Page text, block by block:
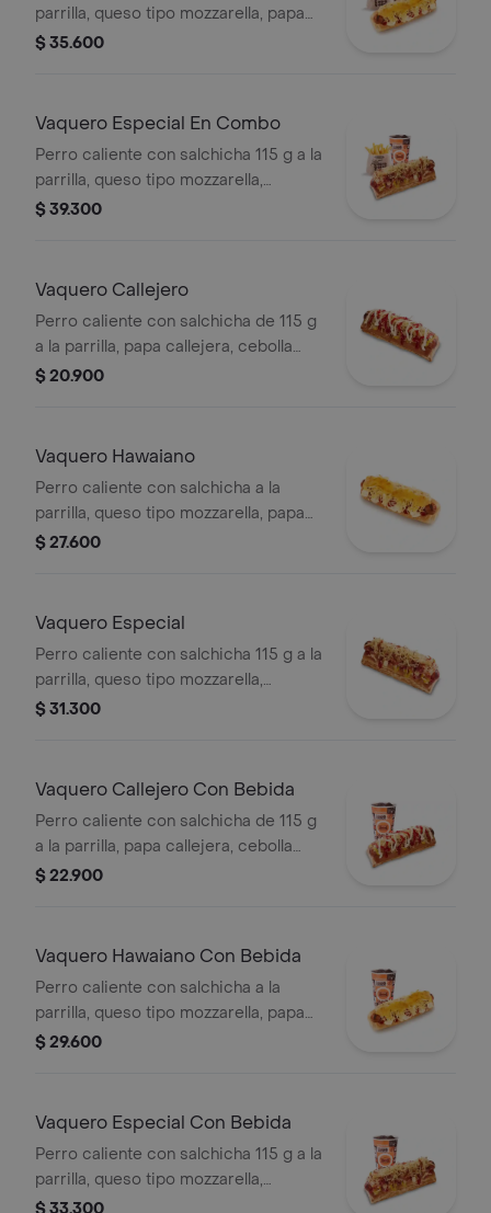
parrilla, queso tipo mozzarella, papa
callejera, piña y salsas en pan perro +
$ 35.600
Vaquero Especial En Combo
Perro caliente con salchicha 115 g a la
parrilla, queso tipo mozzarella,
tocineta picada, papa callejera,
papas medianas (Corral o en cascos)
+ bebida PET
$ 39.300
Vaquero Callejero
Perro caliente con salchicha de 115 g
a la parrilla, papa callejera, cebolla
picada, salsa blanca, salsa de tomate
$ 20.900
Vaquero Hawaiano
Perro caliente con salchicha a la
parrilla, queso tipo mozzarella, papa
callejera, piña, salsa blanca y salsa de
$ 27.600
Vaquero Especial
Perro caliente con salchicha 115 g a la
parrilla, queso tipo mozzarella,
tocineta picada, papa callejera,
$ 31.300
Vaquero Callejero Con Bebida
Perro caliente con salchicha de 115 g
a la parrilla, papa callejera, cebolla
picada, salsa blanca, salsa de tomate
$ 22.900
Vaquero Hawaiano Con Bebida
Perro caliente con salchicha a la
parrilla, queso tipo mozzarella, papa
callejera, piña, salsa blanca y salsa de
$ 29.600
Vaquero Especial Con Bebida
Perro caliente con salchicha 115 g a la
parrilla, queso tipo mozzarella,
tocineta picada, papa callejera,